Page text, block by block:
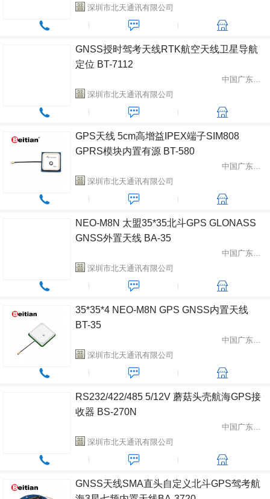
深圳市北天通讯有限公司
GNSS授时驾考天线RTK航空天线卫星导航
定位 BT-7112
中国广东省深圳市
深圳市北天通讯有限公司
GPS天线 5cm高增益IPEX端子SIM808
GPRS模块内置有源 BT-580
中国广东省深圳市
深圳市北天通讯有限公司
NEO-M8N 太盟35*35北斗GPS GLONASS
GNSS外置天线 BA-35
中国广东省深圳市
深圳市北天通讯有限公司
35*35*4 NEO-M8N GPS GNSS内置天线
BT-35
中国广东省深圳市
深圳市北天通讯有限公司
RS232/422/485 5/12V 蘑菇头壳航海GPS接
收器 BS-270N
中国广东省深圳市
深圳市北天通讯有限公司
GNSS天线SMA直头自定义北斗GPS驾考航